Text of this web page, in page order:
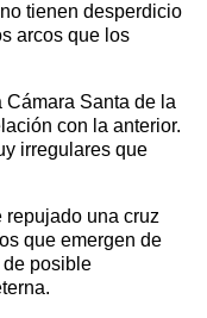
tienen desperdicio
arcos que los
Cámara Santa de la
con la anterior.
irregulares que
repujado una cruz
que emergen de
posible